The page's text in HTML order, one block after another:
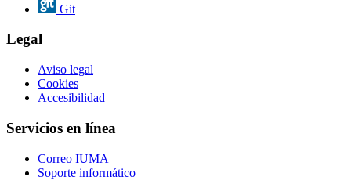
Git
Legal
Aviso legal
Cookies
Accesibilidad
Servicios en línea
Correo IUMA
Soporte informático